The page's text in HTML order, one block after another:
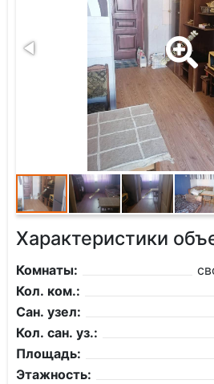
Характеристики
Комнаты:
Кол. ком.:
Сан. узел:
Кол. сан. уз.:
Площадь:
Этажность: